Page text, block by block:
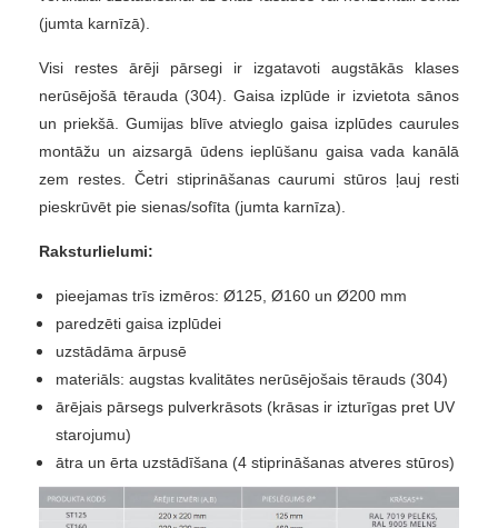
(jumta karnīzā).
Visi restes ārēji pārsegi ir izgatavoti augstākās klases
nerūsējošā tērauda (304). Gaisa izplūde ir izvietota sānos
un priekšā. Gumijas blīve atvieglo gaisa izplūdes caurules
montāžu un aizsargā ūdens ieplūšanu gaisa vada kanālā
zem restes. Četri stiprināšanas caurumi stūros ļauj resti
pieskrūvēt pie sienas/sofīta (jumta karnīza).
Raksturlielumi:
pieejamas trīs izmēros: Ø125, Ø160 un Ø200 mm
paredzēti gaisa izplūdei
uzstādāma ārpusē
materiāls: augstas kvalitātes nerūsējošais tērauds (304)
ārējais pārsegs pulverkrāsots (krāsas ir izturīgas pret UV
starojumu)
ātra un ērta uzstādīšana (4 stiprināšanas atveres stūros)